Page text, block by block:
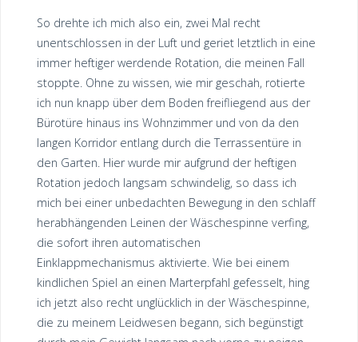
So drehte ich mich also ein, zwei Mal recht
unentschlossen in der Luft und geriet letztlich in eine
immer heftiger werdende Rotation, die meinen Fall
stoppte. Ohne zu wissen, wie mir geschah, rotierte
ich nun knapp über dem Boden freifliegend aus der
Bürotüre hinaus ins Wohnzimmer und von da den
langen Korridor entlang durch die Terrassentüre in
den Garten. Hier wurde mir aufgrund der heftigen
Rotation jedoch langsam schwindelig, so dass ich
mich bei einer unbedachten Bewegung in den schlaff
herabhängenden Leinen der Wäschespinne verfing,
die sofort ihren automatischen
Einklappmechanismus aktivierte. Wie bei einem
kindlichen Spiel an einen Marterpfahl gefesselt, hing
ich jetzt also recht unglücklich in der Wäschespinne,
die zu meinem Leidwesen begann, sich begünstigt